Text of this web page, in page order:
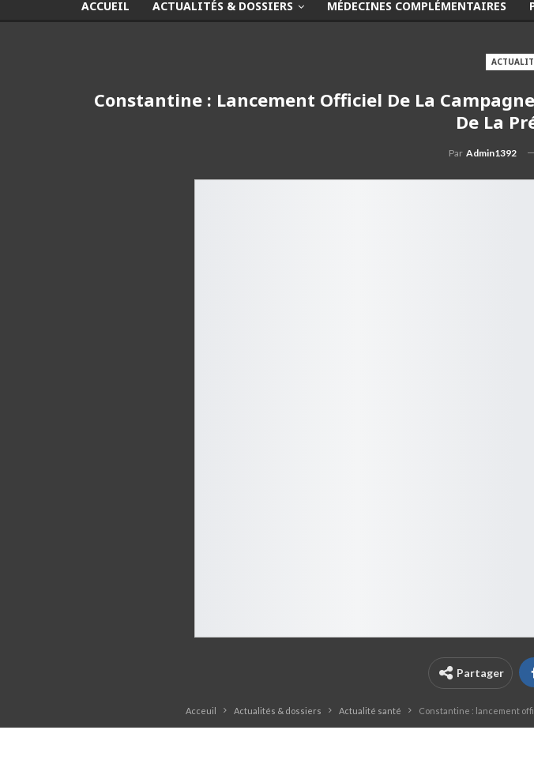
ACCUEIL ACTUALITÉS & DOSSIERS MÉDECINES COMPLÉMENTAIRES
Constantine : Lancement Officiel De La
De La
Par Admin1392
Partager
Acceuil Actualités & dossiers Actualité santé Constantine : lancement